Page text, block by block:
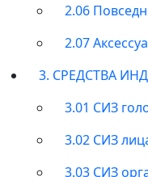
2.06
2.07
3. СРЕДСТВА
3.01 СИЗ
3.02 СИЗ
3.03 СИЗ